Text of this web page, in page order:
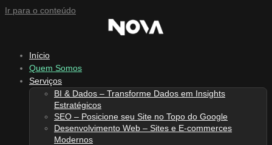
Ir para o conteúdo
Início
Quem Somos
Serviços
BI & Dados – Transforme Dados em Insights
Estratégicos
SEO – Posicione seu Site no Topo do Google
Desenvolvimento Web – Sites e E-commerces
Modernos